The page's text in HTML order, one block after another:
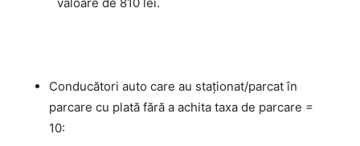
Conducători auto care au staţionat/parcat în
parcare cu plată fără a achita taxa de parcare =
10: